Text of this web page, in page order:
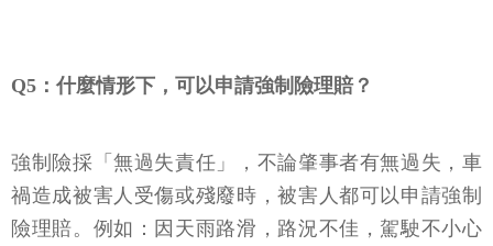
Q5：什麼情形下，可以申請強制險理賠？
強制險採「無過失責任」，不論肇事者有無過失，車
禍造成被害人受傷或殘廢時，被害人都可以申請強制
險理賠。例如：因天雨路滑，路況不佳，駕駛不小心